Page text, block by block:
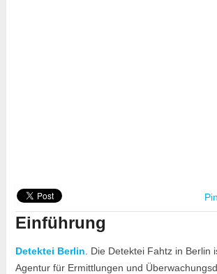
Einführung
Detektei Berlin . Die Detektei Fahtz in Berlin
Agentur für Ermittlungen und